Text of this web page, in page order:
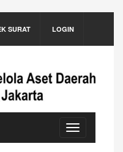
SURAT LOGIN
Toggle
navigation